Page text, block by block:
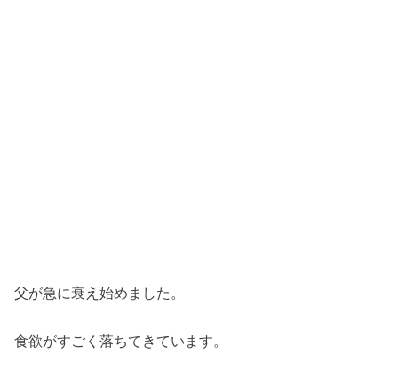
父が急に衰え始めました。
食欲がすごく落ちてきています。